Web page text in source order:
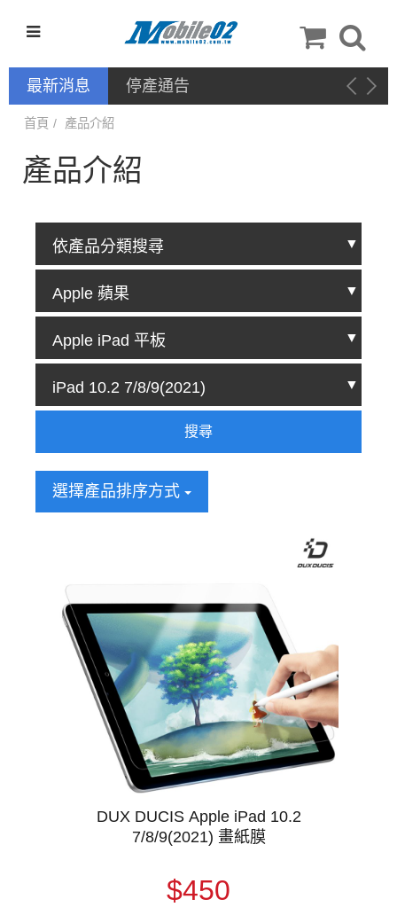
最新消息 停產通告
首頁 產品介紹
產品介紹
搜尋
選擇產品排序方式
DUX DUCIS Apple iPad 10.2
7/8/9(2021) 畫紙膜
$450